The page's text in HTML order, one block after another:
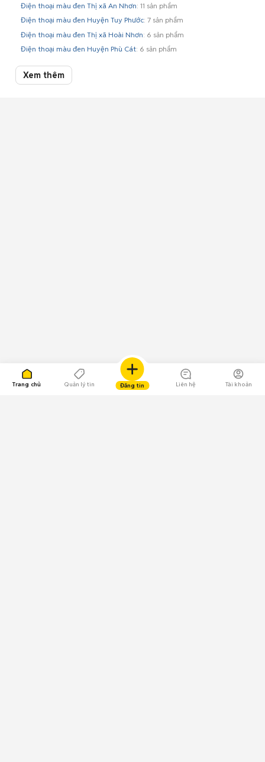
Trang chủ Quản lý tin Đăng tin Liên hệ Tài khoản
Điện thoại màu đen Thị xã An Nhơn: 11 sản phẩm
Điện thoại màu đen Huyện Tuy Phước: 7 sản phẩm
Điện thoại màu đen Thị xã Hoài Nhơn: 6 sản phẩm
Điện thoại màu đen Huyện Phù Cát: 6 sản phẩm
Khoảng giá điện thoại màu đen cũ theo thương hiệu ở Bình Định cập
nhật 09/08/2026
Điện thoại màu đen 32 GB cũ Bình Định
Xem thêm